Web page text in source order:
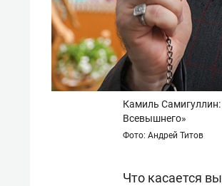
Камиль Самигуллин:
Всевышнего»
Фото: Андрей Титов
Что касается